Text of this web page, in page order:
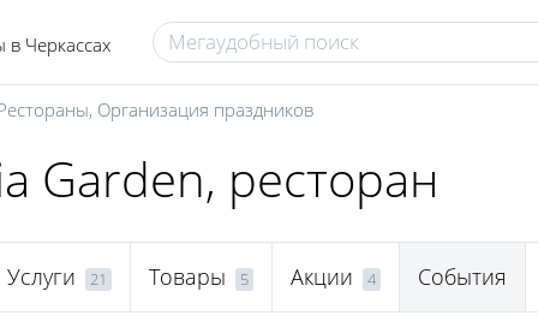
в Черкассах
, Организация праздников
Garden, ресторан
Услуги 21 Товары 5 Акции 4 События